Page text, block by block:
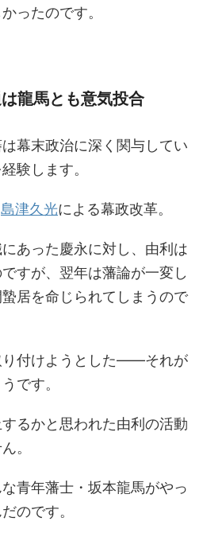
ったのです。
龍馬とも意気投合
幕末政治に深く関与してい
験します。
島津久光による幕政改革。
あった慶永に対し、由利は
すが、翌年は藩論が一変し
居を命じられてしまうので
り付けようとした――それが
です。
るかと思われた由利の活動
。
青年藩士・坂本龍馬がやっ
のです。